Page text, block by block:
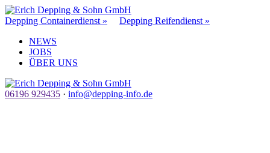
Depping Containerdienst »
Depping Reifendienst »
NEWS
JOBS
ÜBER UNS
06196 929435 · info@depping-info.de